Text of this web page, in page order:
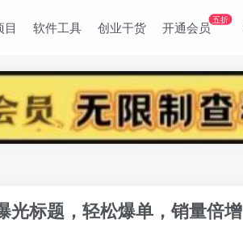
目 软件工具 创业干货 开通会员五折
光标题，轻松爆单，销量倍增